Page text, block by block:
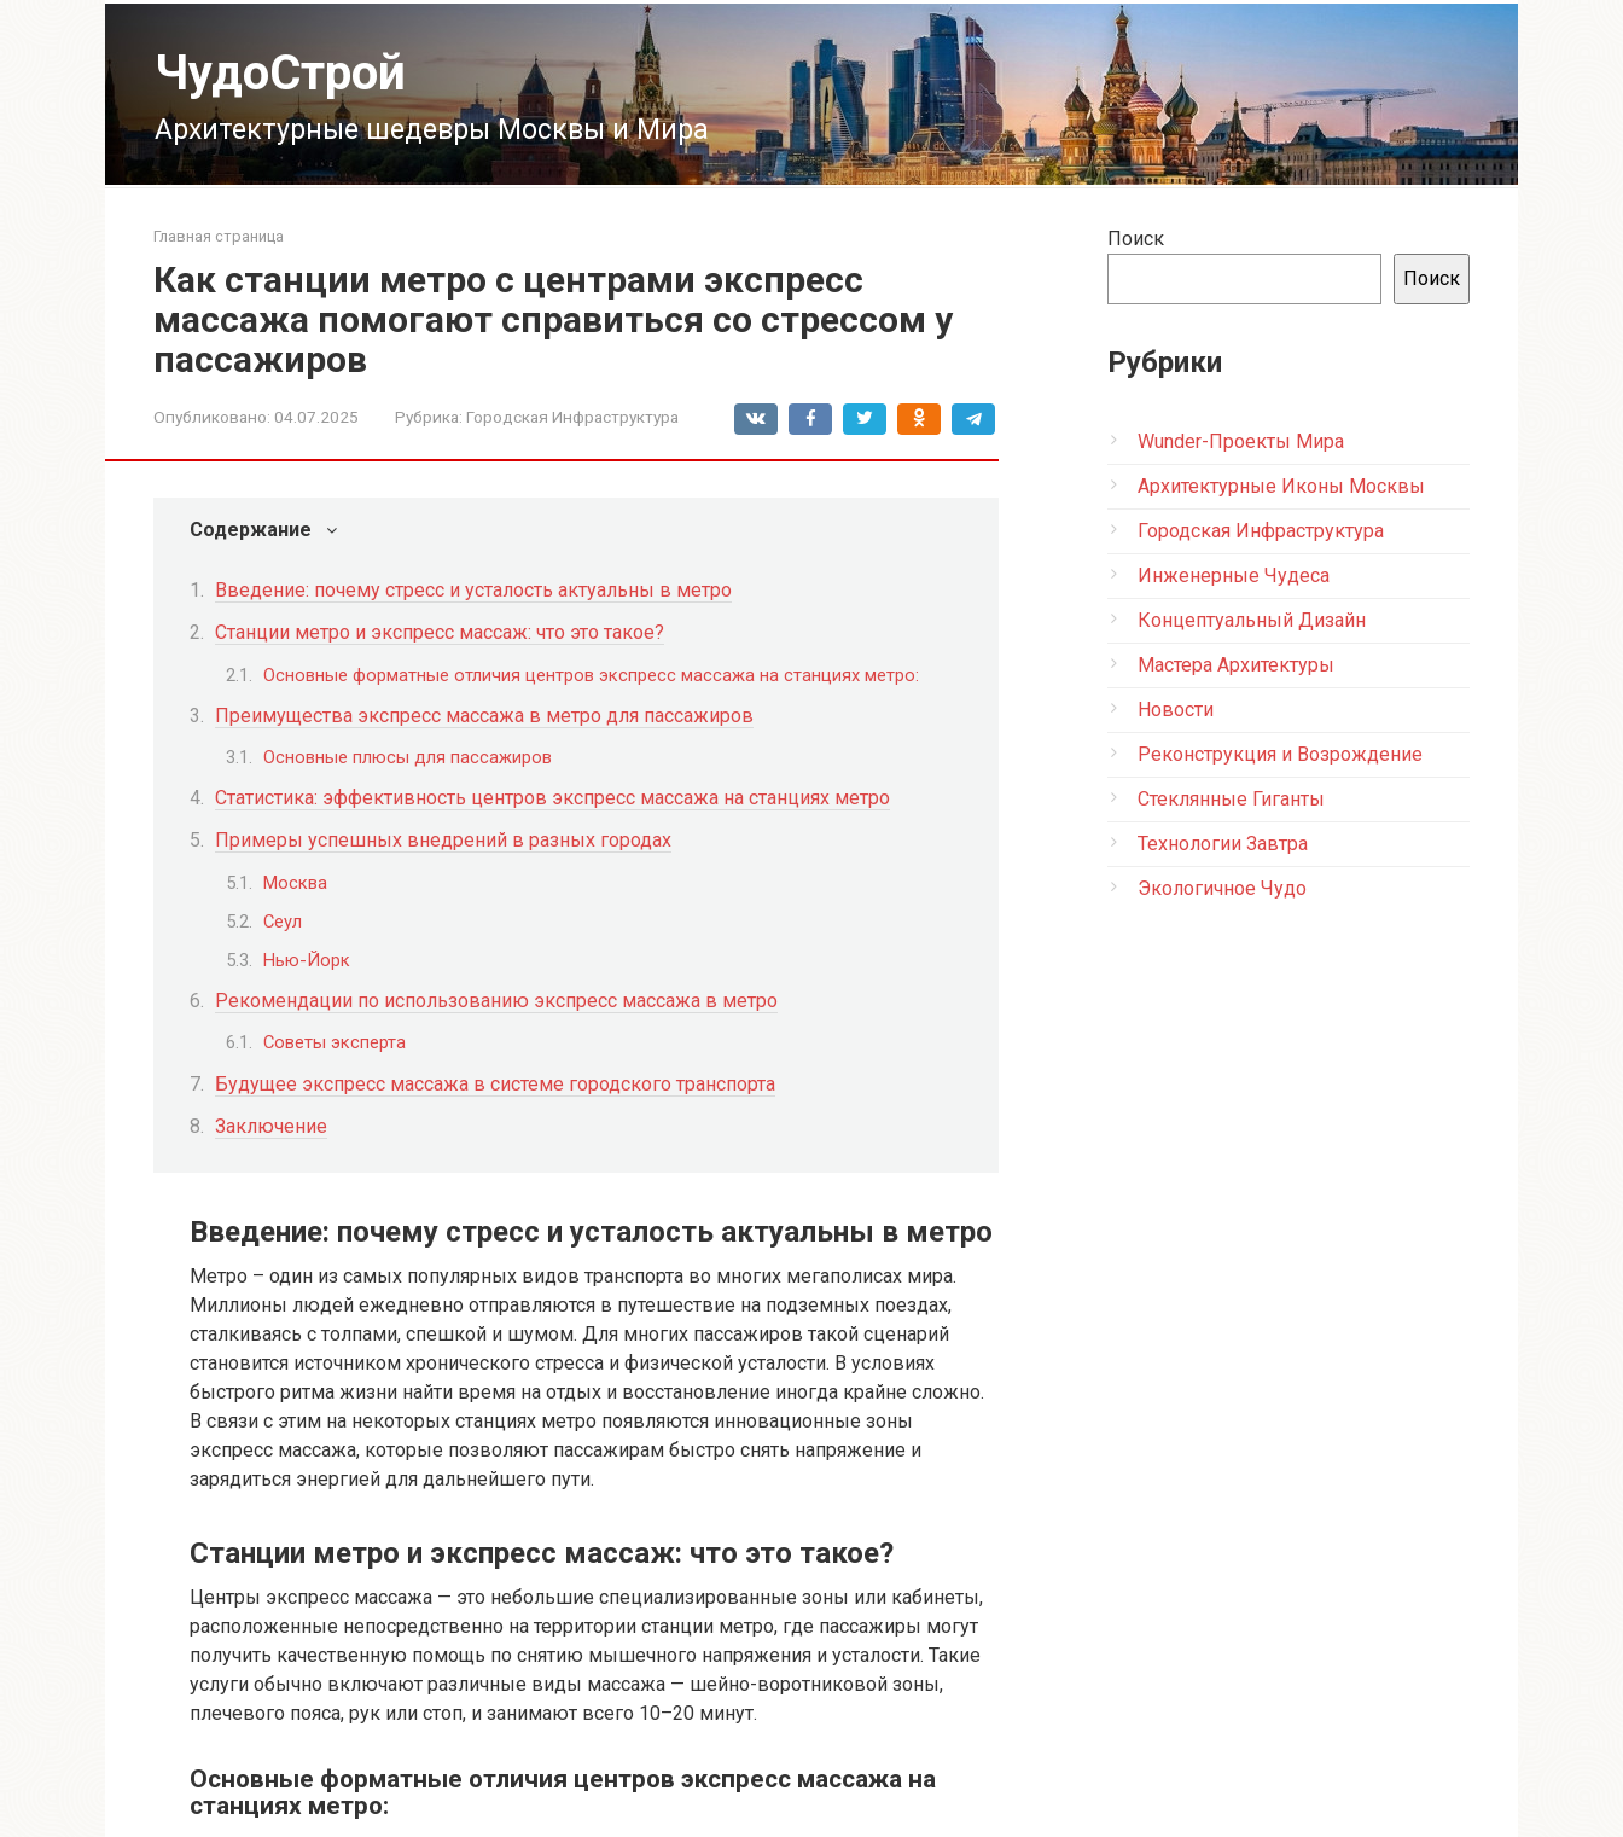
ЧудоСтрой
Архитектурные шедевры Москвы и Мира
Главная страница
Как станции метро с центрами экспресс
массажа помогают справиться со стрессом у
пассажиров
Опубликовано: 04.07.2025 Рубрика: Городская Инфраструктура
Содержание
Введение: почему стресс и усталость актуальны в метро
Станции метро и экспресс массаж: что это такое?
Основные форматные отличия центров экспресс массажа на станциях метро:
Преимущества экспресс массажа в метро для пассажиров
Основные плюсы для пассажиров
Статистика: эффективность центров экспресс массажа на станциях метро
Примеры успешных внедрений в разных городах
Москва
Сеул
Нью-Йорк
Рекомендации по использованию экспресс массажа в метро
Советы эксперта
Будущее экспресс массажа в системе городского транспорта
Заключение
Введение: почему стресс и усталость актуальны в метро
Метро – один из самых популярных видов транспорта во многих мегаполисах мира.
Миллионы людей ежедневно отправляются в путешествие на подземных поездах,
сталкиваясь с толпами, спешкой и шумом. Для многих пассажиров такой сценарий
становится источником хронического стресса и физической усталости. В условиях
быстрого ритма жизни найти время на отдых и восстановление иногда крайне сложно.
В связи с этим на некоторых станциях метро появляются инновационные зоны
экспресс массажа, которые позволяют пассажирам быстро снять напряжение и
зарядиться энергией для дальнейшего пути.
Станции метро и экспресс массаж: что это такое?
Центры экспресс массажа — это небольшие специализированные зоны или кабинеты,
расположенные непосредственно на территории станции метро, где пассажиры могут
получить качественную помощь по снятию мышечного напряжения и усталости. Такие
услуги обычно включают различные виды массажа — шейно-воротниковой зоны,
плечевого пояса, рук или стоп, и занимают всего 10–20 минут.
Основные форматные отличия центров экспресс массажа на
станциях метро:
Поиск
Поиск
Рубрики
Wunder-Проекты Мира
Архитектурные Иконы Москвы
Городская Инфраструктура
Инженерные Чудеса
Концептуальный Дизайн
Мастера Архитектуры
Новости
Реконструкция и Возрождение
Стеклянные Гиганты
Технологии Завтра
Экологичное Чудо